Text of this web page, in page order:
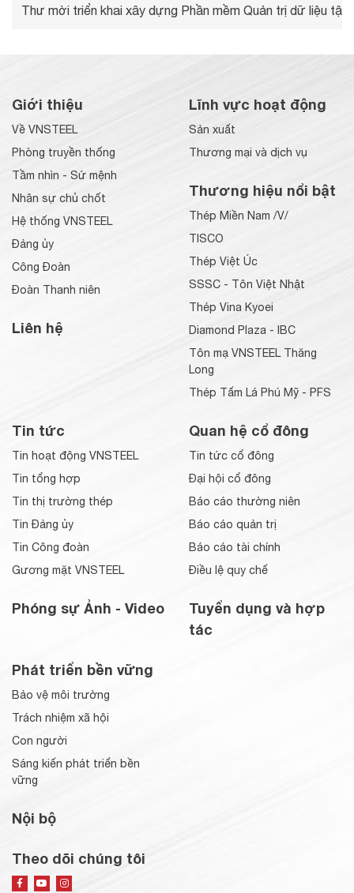
Thư mời triển khai xây dựng Phần mềm Quản trị dữ liệu tập
Giới thiệu
Về VNSTEEL
Phòng truyền thống
Tầm nhìn - Sứ mệnh
Nhân sự chủ chốt
Hệ thống VNSTEEL
Đảng ủy
Công Đoàn
Đoàn Thanh niên
Liên hệ
Lĩnh vực hoạt động
Sản xuất
Thương mại và dịch vụ
Thương hiệu nổi bật
Thép Miền Nam /V/
TISCO
Thép Việt Úc
SSSC - Tôn Việt Nhật
Thép Vina Kyoei
Diamond Plaza - IBC
Tôn mạ VNSTEEL Thăng
Long
Thép Tấm Lá Phú Mỹ - PFS
Tin tức
Tin hoạt động VNSTEEL
Tin tổng hợp
Tin thị trường thép
Tin Đảng ủy
Tin Công đoàn
Gương mặt VNSTEEL
Phóng sự Ảnh - Video
Quan hệ cổ đông
Tin tức cổ đông
Đại hội cổ đông
Báo cáo thường niên
Báo cáo quản trị
Báo cáo tài chính
Điều lệ quy chế
Tuyển dụng và hợp
tác
Phát triển bền vững
Bảo vệ môi trường
Trách nhiệm xã hội
Con người
Sáng kiến phát triển bền
vững
Nội bộ
Theo dõi chúng tôi